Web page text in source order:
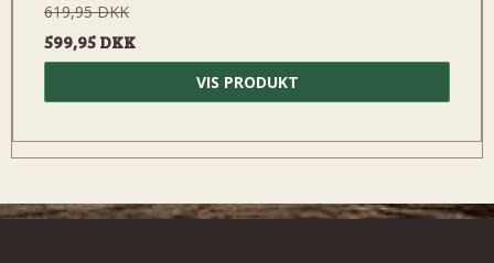
619,95 DKK
599,95 DKK
VIS PRODUKT